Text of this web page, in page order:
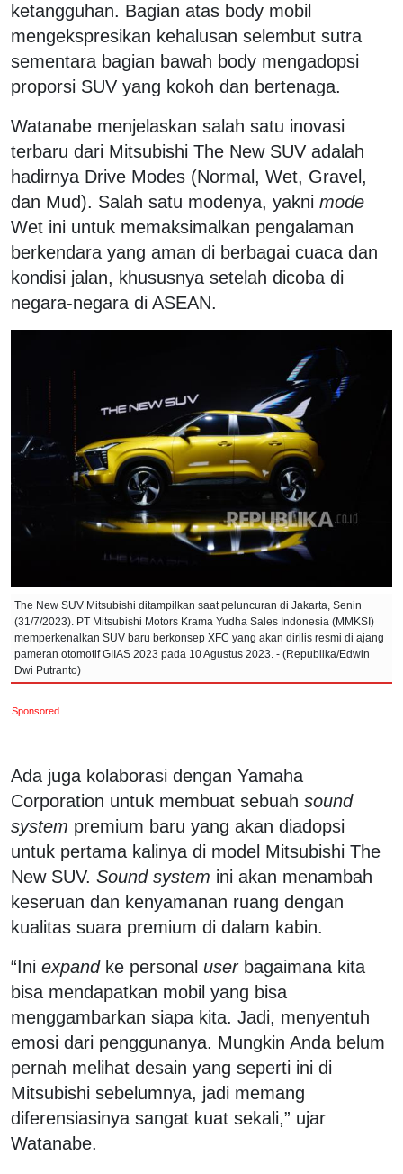
ketangguhan. Bagian atas body mobil
mengekspresikan kehalusan selembut sutra
sementara bagian bawah body mengadopsi
proporsi SUV yang kokoh dan bertenaga.
Watanabe menjelaskan salah satu inovasi
terbaru dari Mitsubishi The New SUV adalah
hadirnya Drive Modes (Normal, Wet, Gravel,
dan Mud). Salah satu modenya, yakni mode
Wet ini untuk memaksimalkan pengalaman
berkendara yang aman di berbagai cuaca dan
kondisi jalan, khususnya setelah dicoba di
negara-negara di ASEAN.
The New SUV Mitsubishi ditampilkan saat peluncuran di Jakarta, Senin
(31/7/2023). PT Mitsubishi Motors Krama Yudha Sales Indonesia (MMKSI)
memperkenalkan SUV baru berkonsep XFC yang akan dirilis resmi di ajang
pameran otomotif GIIAS 2023 pada 10 Agustus 2023. - (Republika/Edwin
Dwi Putranto)
Sponsored
Ada juga kolaborasi dengan Yamaha
Corporation untuk membuat sebuah sound
system premium baru yang akan diadopsi
untuk pertama kalinya di model Mitsubishi The
New SUV. Sound system ini akan menambah
keseruan dan kenyamanan ruang dengan
kualitas suara premium di dalam kabin.
“Ini expandke personal userbagaimana kita
bisa mendapatkan mobil yang bisa
menggambarkan siapa kita. Jadi, menyentuh
emosi dari penggunanya. Mungkin Anda belum
pernah melihat desain yang seperti ini di
Mitsubishi sebelumnya, jadi memang
diferensiasinya sangat kuat sekali,” ujar
Watanabe.